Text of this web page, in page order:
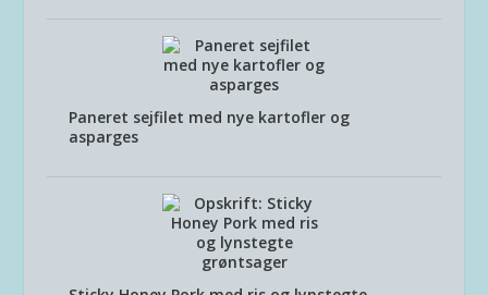
Paneret sejfilet med nye kartofler og
asparges